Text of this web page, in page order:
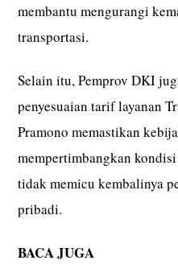
membantu mengurangi
transportasi.
Selain itu, Pemprov DKI
penyesuaian tarif layanan
Pramono memastikan
mempertimbangkan
tidak memicu kembalinya
pribadi.
BACA JUGA